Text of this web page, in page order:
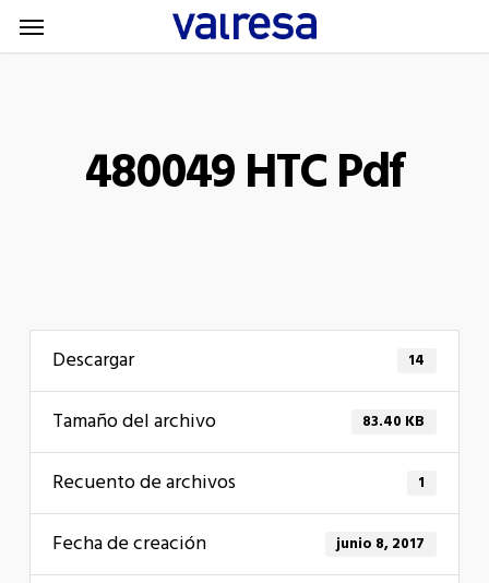
Skip
to
Menu
480049 HTC Pdf
Descargar 14
Tamaño del archivo 83.40 KB
Recuento de archivos 1
Fecha de creación junio 8, 2017
Menu